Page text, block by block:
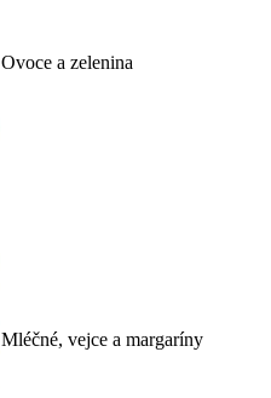
Ovoce a zelenina
Mléčné, vejce a margaríny